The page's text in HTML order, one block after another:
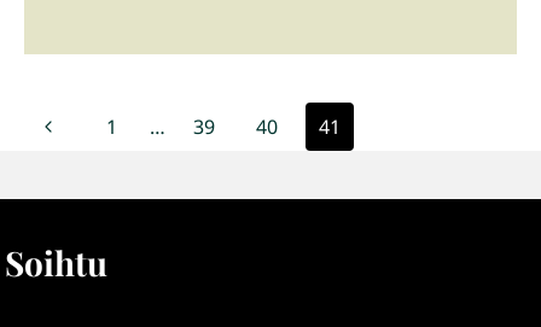
Sivunavigointi
Edellinen
1 … 39 40 41
Soihtu